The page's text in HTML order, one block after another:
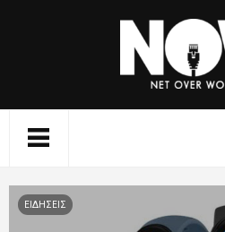
ΕΙΔΗΣΕΙΣ